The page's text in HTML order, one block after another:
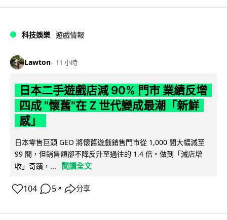
科技娛樂 遊戲情報
Lawton 11 小時
日本二手遊戲店減 90% 門市 業績反增
四成 "懷舊"在 Z 世代變成最潮「新鮮
感」
日本零售巨頭 GEO 將懷舊遊戲銷售門市從 1,000 間大幅減至
99 間，但銷售額卻不降反升至過往的 1.4 倍。做到「減店增
收」奇蹟，...
閱讀全文
104 5 ↗ 分享